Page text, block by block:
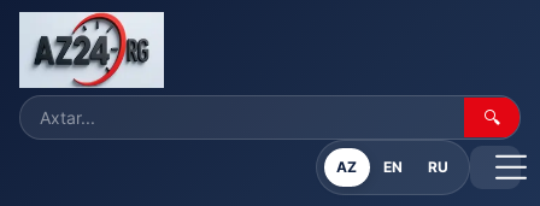
🔍
AZ EN RU